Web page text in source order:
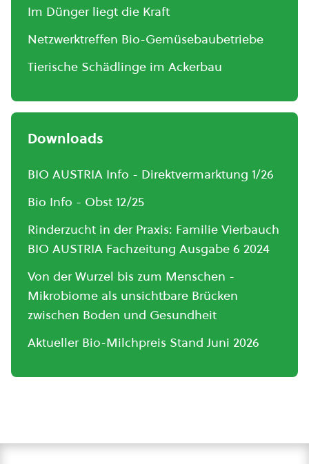
Im Dünger liegt die Kraft
Netzwerktreffen Bio-Gemüsebaubetriebe
Tierische Schädlinge im Ackerbau
Downloads
BIO AUSTRIA Info - Direktvermarktung 1/26
Bio Info - Obst 12/25
Rinderzucht in der Praxis: Familie Vierbauch
BIO AUSTRIA Fachzeitung Ausgabe 6 2024
Von der Wurzel bis zum Menschen -
Mikrobiome als unsichtbare Brücken
zwischen Boden und Gesundheit
Aktueller Bio-Milchpreis Stand Juni 2026